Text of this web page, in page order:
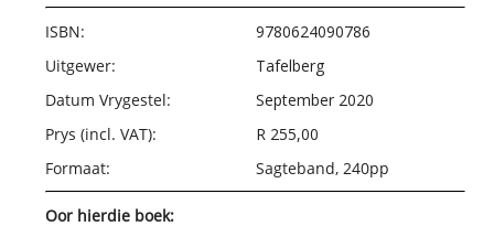
ISBN:
9780624090786
Uitgewer:
Tafelberg
Datum Vrygestel:
September 2020
Prys (incl. VAT):
R 255,00
Formaat:
Sagteband, 240pp
Oor hierdie boek: